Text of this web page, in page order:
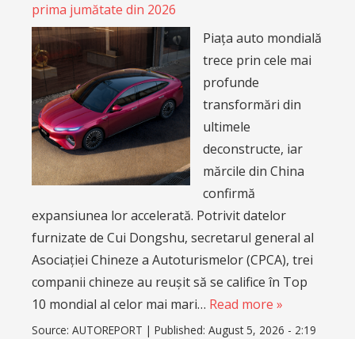
prima jumătate din 2026
Piața auto mondială
trece prin cele mai
profunde
transformări din
ultimele
deconstructe, iar
mărcile din China
confirmă
expansiunea lor accelerată. Potrivit datelor
furnizate de Cui Dongshu, secretarul general al
Asociației Chineze a Autoturismelor (CPCA), trei
companii chineze au reușit să se califice în Top
10 mondial al celor mai mari… Read more »
Source: AUTOREPORT | Published: August 5, 2026 - 2:19